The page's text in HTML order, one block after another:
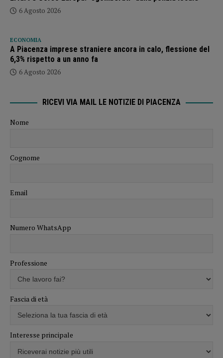
6 Agosto 2026
ECONOMIA
A Piacenza imprese straniere ancora in calo, flessione del
6,3% rispetto a un anno fa
6 Agosto 2026
RICEVI VIA MAIL LE NOTIZIE DI PIACENZA
Nome
Cognome
Email
Numero WhatsApp
Professione
Fascia di età
Interesse principale